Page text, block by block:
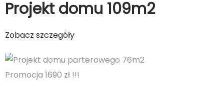
Projekt domu 109m2
Zobacz szczegóły
Promocja 1690 zł !!!